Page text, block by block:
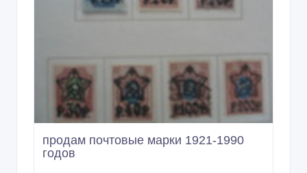
продам почтовые марки 1921-1990
годов